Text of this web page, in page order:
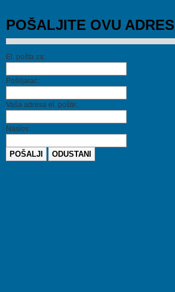
POŠALJITE OVU
El. pošta za:
Pošiljalac:
Vaša adresa el. pošte:
Naslov:
POŠALJI ODUSTANI